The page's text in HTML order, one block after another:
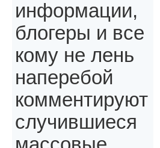
информации,
блогеры и все
кому не лень
наперебой
комментируют
случившиеся